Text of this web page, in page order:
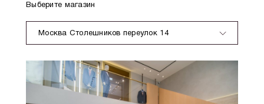
Выберите магазин
Москва Столешников переулок 14